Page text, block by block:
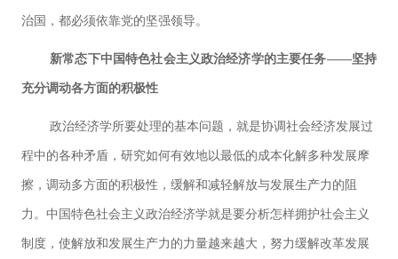
治国，都必须依靠党的坚强领导。
新常态下中国特色社会主义政治经济学的主要任务——坚持
充分调动各方面的积极性
政治经济学所要处理的基本问题，就是协调社会经济发展过
程中的各种矛盾，研究如何有效地以最低的成本化解多种发展摩
擦，调动多方面的积极性，缓解和减轻解放与发展生产力的阻
力。中国特色社会主义政治经济学就是要分析怎样拥护社会主义
制度，使解放和发展生产力的力量越来越大，努力缓解改革发展